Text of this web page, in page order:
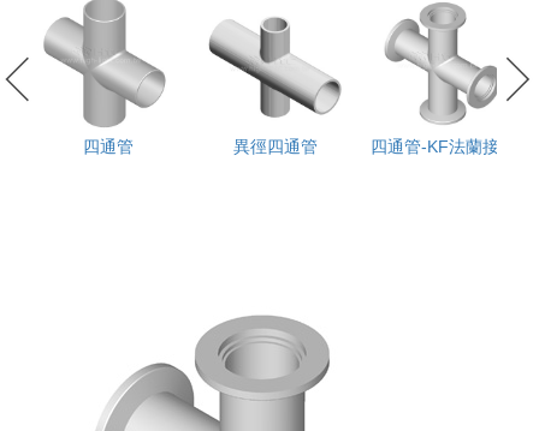
四通管 異徑四通管 四通管-KF法蘭接口